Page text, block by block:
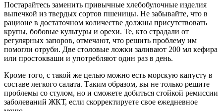
Постарайтесь заменить привычные хлебобулочные изделия
выпечкой из твердых сортов пшеницы. Не забывайте, что в
рационе в достаточном количестве должны присутствовать
крупы, бобовые культуры и орехи. Те, кто страдали от
регулярных запоров, отмечают, что решить проблему им
помогли отруби. Две столовые ложки заливают 200 мл кефира
или простокваши и употребляют один раз в день.
Кроме того, с такой же целью можно есть морскую капусту в
составе легкого салата. Таким образом, вы не только решите
проблемы со стулом, но и сможете добиться стойкой ремиссии
заболеваний ЖКТ, если скорректируете свое ежедневное